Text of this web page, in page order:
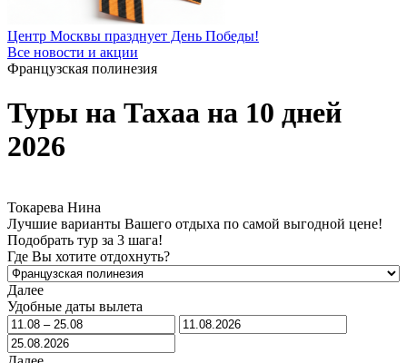
Центр Москвы празднует День Победы!
Все новости и акции
Французская полинезия
Туры на Тахаа на 10 дней
2026
Токарева Нина
Лучшие варианты Вашего отдыха по самой выгодной цене!
Подобрать тур за 3 шага!
Где Вы хотите отдохнуть?
Далее
Удобные даты вылета